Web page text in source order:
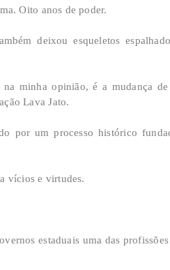
Oito anos de poder.
deixou esqueletos
minha opinião, é a mudança
Lava Jato.
por um processo histórico
vícios e virtudes.
estaduais uma das